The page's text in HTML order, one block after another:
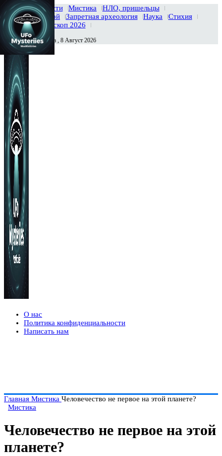
Главная Новости Мистика
НЛО, пришельцы
Тайны вселенной
Запретная археология Наука
Стихия
История
Гороскоп 2026
Сегодня Суббота , 8 Август 2026
О нас
Политика конфиденциальности
Написать нам
Главная Мистика Человечество не первое на этой планете?
Мистика
Человечество не первое на этой
планете?